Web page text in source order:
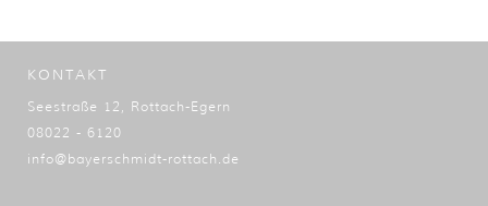
KONTAKT
Seestraße 12, Rottach-Egern
08022 - 6120
info@bayerschmidt-rottach.de